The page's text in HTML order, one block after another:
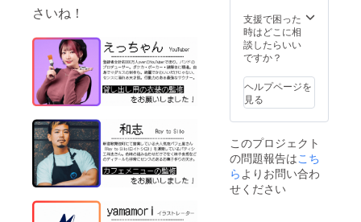
さいね！
間の変
更の依
頼をす
る場合
いま
す。 開
催日
時：
9月9日
(土曜日)
8名：12
時から
14時 8
支援で困った
時はどこに相
談したらいい
ですか？
ヘルプページを
見る
このプロジェクト
の問題報告はこち
ら よりお問い合わ
せください